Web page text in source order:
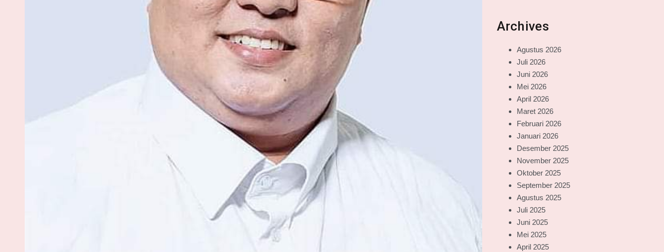
Archives
Agustus 2026
Juli 2026
Juni 2026
Mei 2026
April 2026
Maret 2026
Februari 2026
Januari 2026
Desember 2025
November 2025
Oktober 2025
September 2025
Agustus 2025
Juli 2025
Juni 2025
Mei 2025
April 2025